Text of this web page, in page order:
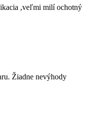
,veľmi milí ochotný
Žiadne nevýhody